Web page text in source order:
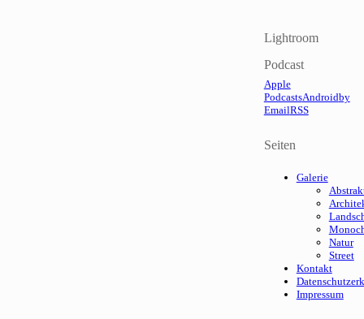
Lightroom
Podcast
Apple
PodcastsAndroidby
EmailRSS
Seiten
Galerie
Natur
Street
Kontakt
Impressum